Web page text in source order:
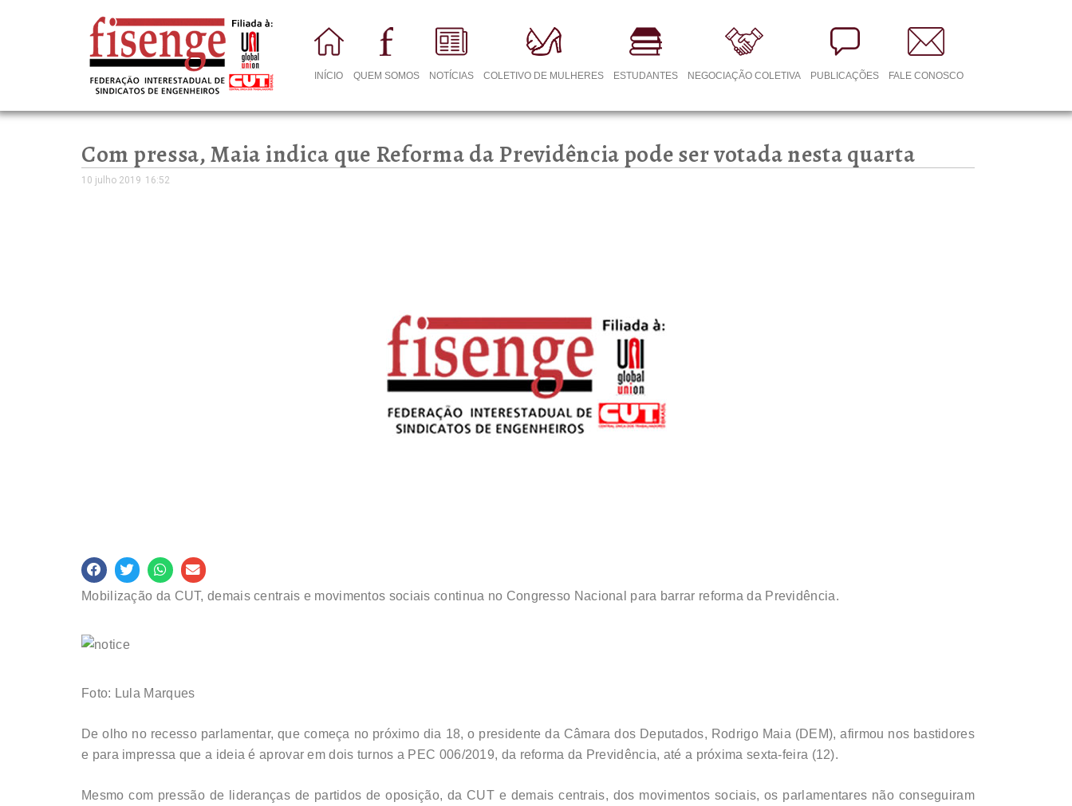
INÍCIO QUEM SOMOS NOTÍCIAS COLETIVO DE MULHERES ESTUDANTES NEGOCIAÇÃO COLETIVA PUBLICAÇÕES FALE CONOSCO
Com pressa, Maia indica que Reforma da Previdência pode ser votada nesta quarta
10 julho 2019 16:52
Mobilização da CUT, demais centrais e movimentos sociais continua no Congresso Nacional para barrar reforma da Previdência.
Foto: Lula Marques
De olho no recesso parlamentar, que começa no próximo dia 18, o presidente da Câmara dos Deputados, Rodrigo Maia (DEM), afirmou nos bastidores
e para impressa que a ideia é aprovar em dois turnos a PEC 006/2019, da reforma da Previdência, até a próxima sexta-feira (12).
Mesmo com pressão de lideranças de partidos de oposição, da CUT e demais centrais, dos movimentos sociais, os parlamentares não conseguiram